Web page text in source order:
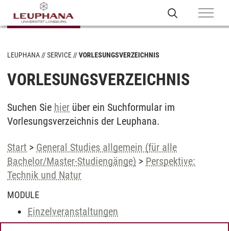
LEUPHANA SERVICE VORLESUNGSVERZEICHNIS
VORLESUNGSVERZEICHNIS
Suchen Sie hier über ein Suchformular im
Vorlesungsverzeichnis der Leuphana.
Start > General Studies allgemein (für alle
Bachelor/Master-Studiengänge) > Perspektive:
Technik und Natur
MODULE
Einzelveranstaltungen